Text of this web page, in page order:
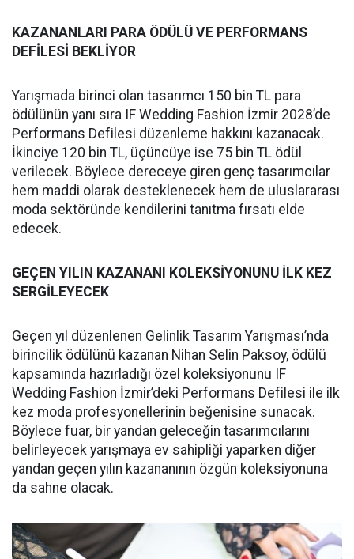
KAZANANLARI PARA ÖDÜLÜ VE PERFORMANS
DEFİLESİ BEKLİYOR
Yarışmada birinci olan tasarımcı 150 bin TL para
ödülünün yanı sıra IF Wedding Fashion İzmir 2028’de
Performans Defilesi düzenleme hakkını kazanacak.
İkinciye 120 bin TL, üçüncüye ise 75 bin TL ödül
verilecek. Böylece dereceye giren genç tasarımcılar
hem maddi olarak desteklenecek hem de uluslararası
moda sektöründe kendilerini tanıtma fırsatı elde
edecek.
GEÇEN YILIN KAZANANI KOLEKSİYONUNU İLK KEZ
SERGİLEYECEK
Geçen yıl düzenlenen Gelinlik Tasarım Yarışması’nda
birincilik ödülünü kazanan Nihan Selin Paksoy, ödülü
kapsamında hazırladığı özel koleksiyonunu IF
Wedding Fashion İzmir’deki Performans Defilesi ile ilk
kez moda profesyonellerinin beğenisine sunacak.
Böylece fuar, bir yandan geleceğin tasarımcılarını
belirleyecek yarışmaya ev sahipliği yaparken diğer
yandan geçen yılın kazananının özgün koleksiyonuna
da sahne olacak.